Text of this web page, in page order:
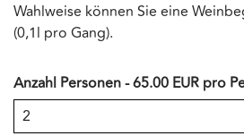
Wahlweise können Sie eine
(0,1l pro Gang).
Anzahl Personen - 65.00 EUR pro